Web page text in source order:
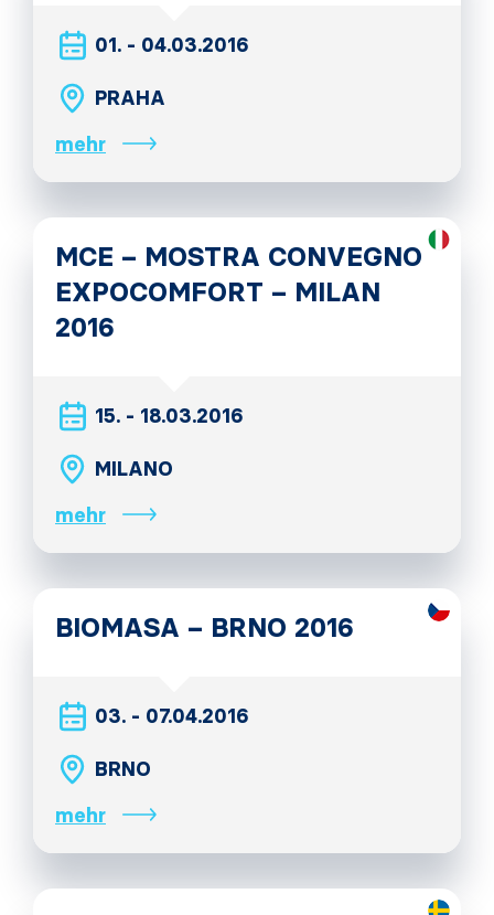
01. - 04.03.2016
PRAHA
mehr
MCE – MOSTRA CONVEGNO
EXPOCOMFORT – MILAN
2016
15. - 18.03.2016
MILANO
mehr
BIOMASA – BRNO 2016
03. - 07.04.2016
BRNO
mehr